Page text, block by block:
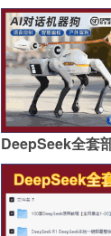
DeepSeek全套